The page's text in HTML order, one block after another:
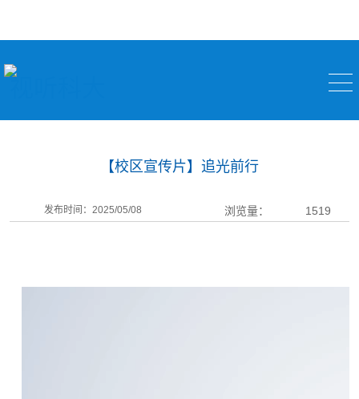
【校区宣传片】追光前行
发布时间：2025/05/08 浏览量： 1519